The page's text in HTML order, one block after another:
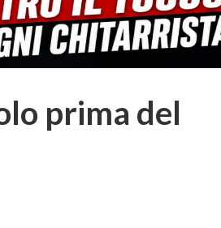
prima del